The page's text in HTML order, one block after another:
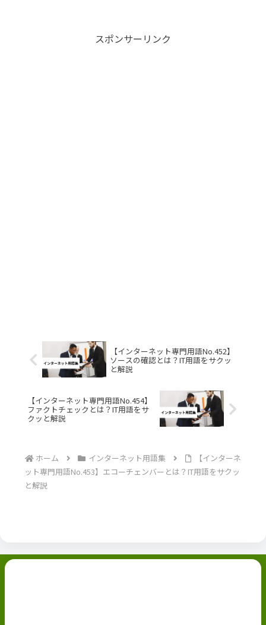
スポンサーリンク
【インターネット専門用語No.452】
ソースの確認とは？IT用語をサクッ
と解説
【インターネット専門用語No.454】
ファクトチェックとは？IT用語をサ
クッと解説
ホーム インターネット用語集
【インターネ
ット専門用語No.453】エコーチェンバーとは？IT用語をサクッ
と解説